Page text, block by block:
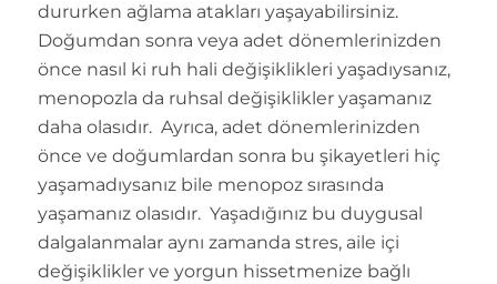
dururken ağlama atakları yaşayabilirsiniz.
Doğumdan sonra veya adet dönemlerinizden
önce nasıl ki ruh hali değişiklikleri yaşadıysanız,
menopozla da ruhsal değişiklikler yaşamanız
daha olasıdır. Ayrıca, adet dönemlerinizden
önce ve doğumlardan sonra bu şikayetleri hiç
yaşamadıysanız bile menopoz sırasında
yaşamanız olasıdır. Yaşadığınız bu duygusal
dalgalanmalar aynı zamanda stres, aile içi
değişiklikler ve yorgun hissetmenize bağlı